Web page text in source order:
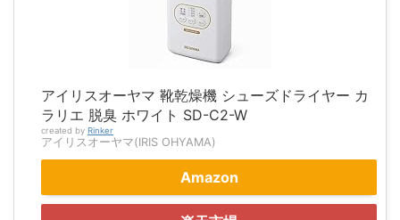
アイリスオーヤマ 靴乾燥機 シューズドライヤー カ
ラリエ 脱臭 ホワイト SD-C2-W
created by Rinker
アイリスオーヤマ(IRIS OHYAMA)
Amazon